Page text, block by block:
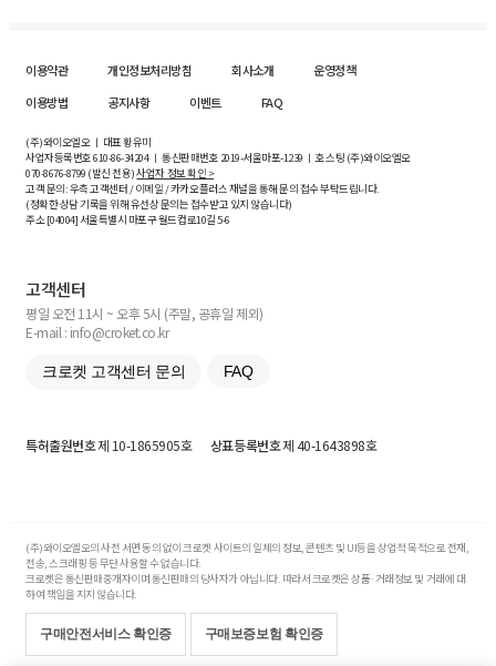
이용약관 개인정보처리방침 회사소개
운영정책
이용방법
공지사항 이벤트 FAQ
(주)와이오엘오 ㅣ 대표 황유미
사업자등록번호610-86-34204ㅣ 통신판매번호 2019-서울마포-1239 ㅣ 호스팅 (주)와이오엘오
070-8676-8799 (발신 전용)사업자 정보 확인 >
고객 문의: 우측 고객센터 / 이메일 / 카카오플러스 채널을 통해 문의 접수 부탁드립니다.
(정확한 상담 기록을 위해 유선상 문의는 접수받고 있지 않습니다)
주소 [04004] 서울특별시 마포구 월드컵로10길5-6
고객센터
평일 오전 11시 ~ 오후 5시 (주말, 공휴일 제외)
E-mail : info@croket.co.kr
크로켓 고객센터 문의 FAQ
특허출원번호제 10-1865905호 상표등록번호제 40-1643898호
(주)와이오엘오의 사전 서면 동의 없이 크로켓 사이트의 일체의 정보, 콘텐츠 및 UI등을 상업적 목적으로 전재,
전송, 스크래핑 등 무단 사용할 수 없습니다.
크로켓은 통신판매중개자이며 통신판매의 당사자가 아닙니다. 따라서 크로켓은 상품·거래정보 및 거래에 대
하여 책임을 지지 않습니다.
구매안전서비스 확인증 구매보증보험 확인증